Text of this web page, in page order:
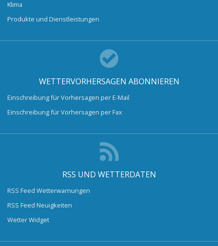
Klima
Produkte und Dienstleistungen
WETTERVORHERSAGEN ABONNIEREN
Einschreibung für Vorhersagen per E-Mail
Einschreibung für Vorhersagen per Fax
RSS UND WETTERDATEN
RSS Feed Wetterwarnungen
RSS Feed Neuigkeiten
Wetter Widget